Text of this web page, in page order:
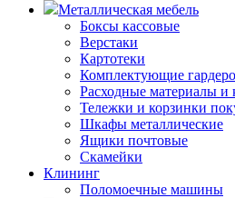
Металлическая мебель
Боксы кассовые
Верстаки
Картотеки
Комплектующие
Расходные материалы
Тележки и корзинки
Шкафы металлические
Ящики почтовые
Скамейки
Клининг
Поломоечные машины